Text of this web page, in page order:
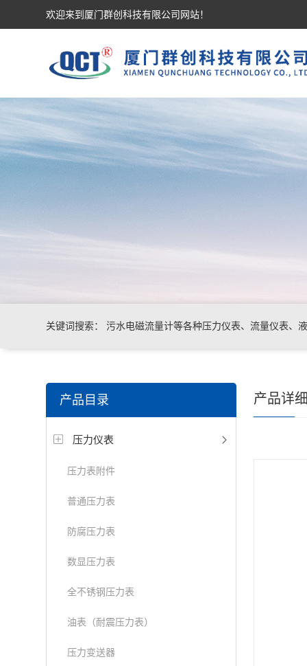
欢迎来到厦门群创科技有限公司网站！
关键词搜索： 污水电磁流量计等各种压力仪表、流量仪表、
产品目录
压力仪表
压力表附件
普通压力表
防腐压力表
数显压力表
全不锈钢压力表
油表（耐震压力表）
压力变送器
产品详